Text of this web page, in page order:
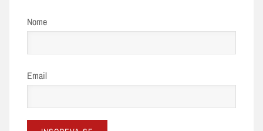
Nome
Email